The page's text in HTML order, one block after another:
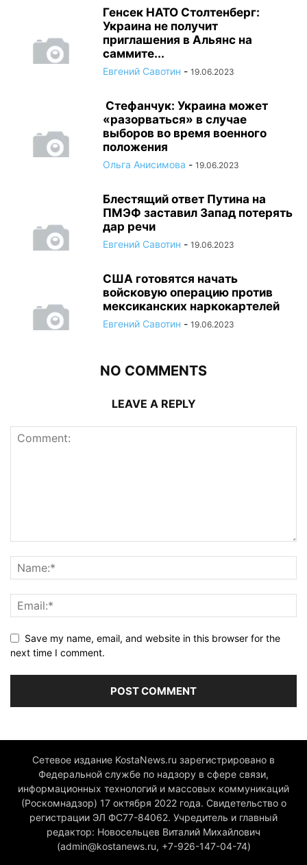
Генсек НАТО Столтенберг:
Украина не получит
приглашения в Альянс на
саммите...
Евгений Савотин - 19.06.2023
Стефанчук: Украина может
«разорваться» в случае
выборов во время военного
положения
Ольга Анисимова - 19.06.2023
Блестящий ответ Путина на
ПМЭФ заставил Запад потерять
дар речи
Евгений Савотин - 19.06.2023
США готовятся начать
войсковую операцию против
мексиканских наркокартелей
Евгений Савотин - 19.06.2023
NO COMMENTS
LEAVE A REPLY
Save my name, email, and website in this browser for the
next time I comment.
Сетевое издание KostaNews.ru зарегистрировано в
Федеральной службе по надзору в сфере связи,
информационных технологий и массовых коммуникаций
(Роскомнадзор) 17 октября 2022 года. Свидетельство о
регистрации ЭЛ ФС77-84062. Учредитель и главный
редактор: Новосельцев Виталий Михайлович
(admin@kostanews.ru, +7-926-147-04-74)